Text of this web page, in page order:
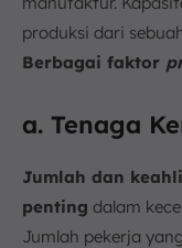
produksi dari
Berbagai faktor
a. Tenaga
Jumlah dan
penting dalam
Jumlah pekerja